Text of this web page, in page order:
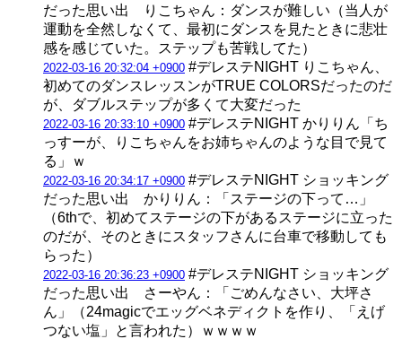
だった思い出 りこちゃん：ダンスが難しい（当人が
運動を全然しなくて、最初にダンスを見たときに悲壮
感を感じていた。ステップも苦戦してた）
2022-03-16 20:32:04 +0900 #デレステNIGHT りこちゃん、
初めてのダンスレッスンがTRUE COLORSだったのだ
が、ダブルステップが多くて大変だった
2022-03-16 20:33:10 +0900 #デレステNIGHT かりりん「ち
っすーが、りこちゃんをお姉ちゃんのような目で見て
る」ｗ
2022-03-16 20:34:17 +0900 #デレステNIGHT ショッキング
だった思い出 かりりん：「ステージの下って…」
（6thで、初めてステージの下があるステージに立った
のだが、そのときにスタッフさんに台車で移動しても
らった）
2022-03-16 20:36:23 +0900 #デレステNIGHT ショッキング
だった思い出 さーやん：「ごめんなさい、大坪さ
ん」（24magicでエッグベネディクトを作り、「えげ
つない塩」と言われた）ｗｗｗｗ